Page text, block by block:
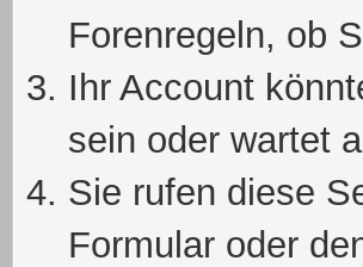
Forenregeln, ob
Ihr Account
sein oder wartet
Sie rufen diese
Formular oder